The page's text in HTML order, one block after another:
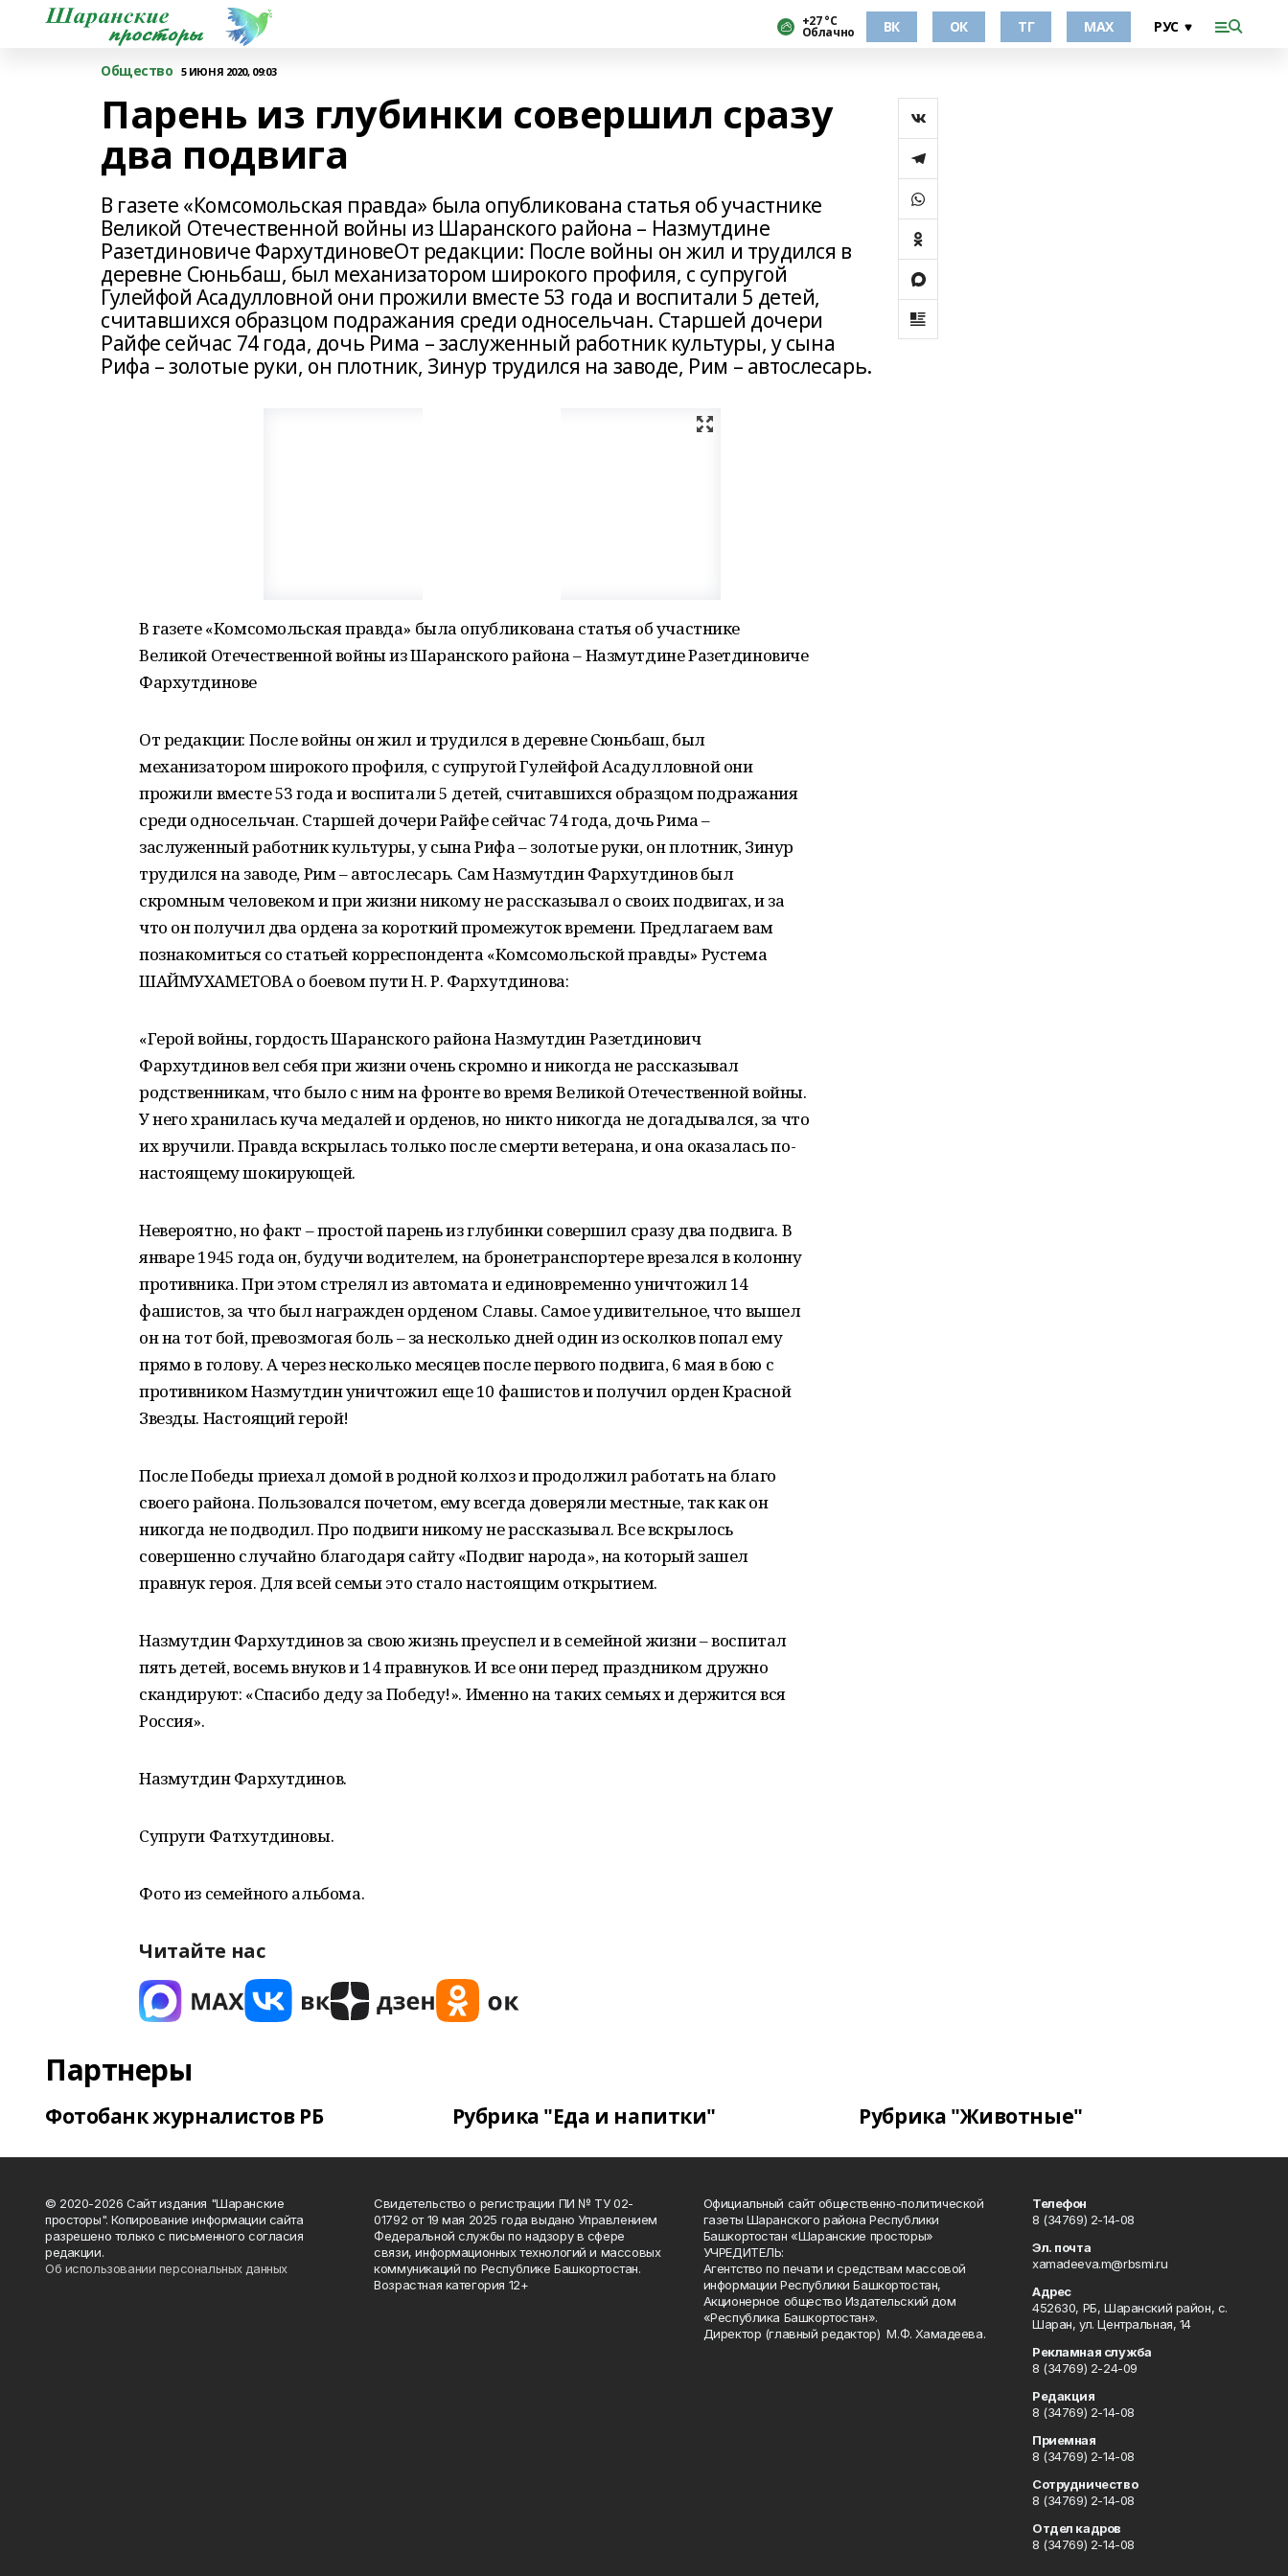
+27 °С
Облачно ВК ОК ТГ МАХ
Общество 5 ИЮНЯ 2020, 09:03
Парень из глубинки совершил сразу
два подвига
В газете «Комсомольская правда» была опубликована статья об участнике
Великой Отечественной войны из Шаранского района – Назмутдине
Разетдиновиче ФархутдиновеОт редакции: После войны он жил и трудился в
деревне Сюньбаш, был механизатором широкого профиля, с супругой
Гулейфой Асадулловной они прожили вместе 53 года и воспитали 5 детей,
считавшихся образцом подражания среди односельчан. Старшей дочери
Райфе сейчас 74 года, дочь Рима – заслуженный работник культуры, у сына
Рифа – золотые руки, он плотник, Зинур трудился на заводе, Рим – автослесарь.
В газете «Комсомольская правда» была опубликована статья об участнике
Великой Отечественной войны из Шаранского района – Назмутдине Разетдиновиче
Фархутдинове
От редакции: После войны он жил и трудился в деревне Сюньбаш, был
механизатором широкого профиля, с супругой Гулейфой Асадулловной они
прожили вместе 53 года и воспитали 5 детей, считавшихся образцом подражания
среди односельчан. Старшей дочери Райфе сейчас 74 года, дочь Рима –
заслуженный работник культуры, у сына Рифа – золотые руки, он плотник, Зинур
трудился на заводе, Рим – автослесарь. Сам Назмутдин Фархутдинов был
скромным человеком и при жизни никому не рассказывал о своих подвигах, и за
что он получил два ордена за короткий промежуток времени. Предлагаем вам
познакомиться со статьей корреспондента «Комсомольской правды» Рустема
ШАЙМУХАМЕТОВА о боевом пути Н. Р. Фархутдинова:
«Герой войны, гордость Шаранского района Назмутдин Разетдинович
Фархутдинов вел себя при жизни очень скромно и никогда не рассказывал
родственникам, что было с ним на фронте во время Великой Отечественной войны.
У него хранилась куча медалей и орденов, но никто никогда не догадывался, за что
их вручили. Правда вскрылась только после смерти ветерана, и она оказалась по-
настоящему шокирующей.
Невероятно, но факт – простой парень из глубинки совершил сразу два подвига. В
январе 1945 года он, будучи водителем, на бронетранспортере врезался в колонну
противника. При этом стрелял из автомата и единовременно уничтожил 14
фашистов, за что был награжден орденом Славы. Самое удивительное, что вышел
он на тот бой, превозмогая боль – за несколько дней один из осколков попал ему
прямо в голову. А через несколько месяцев после первого подвига, 6 мая в бою с
противником Назмутдин уничтожил еще 10 фашистов и получил орден Красной
Звезды. Настоящий герой!
После Победы приехал домой в родной колхоз и продолжил работать на благо
своего района. Пользовался почетом, ему всегда доверяли местные, так как он
никогда не подводил. Про подвиги никому не рассказывал. Все вскрылось
совершенно случайно благодаря сайту «Подвиг народа», на который зашел
правнук героя. Для всей семьи это стало настоящим открытием.
Назмутдин Фархутдинов за свою жизнь преуспел и в семейной жизни – воспитал
пять детей, восемь внуков и 14 правнуков. И все они перед праздником дружно
скандируют: «Спасибо деду за Победу!». Именно на таких семьях и держится вся
Россия».
Назмутдин Фархутдинов.
Супруги Фатхутдиновы.
Фото из семейного альбома.
Читайте нас
Партнеры
Фотобанк журналистов РБ Рубрика "Еда и напитки" Рубрика "Животные"
© 2020-2026 Сайт издания "Шаранские
просторы". Копирование информации сайта
разрешено только с письменного согласия
редакции.
Об использовании персональных данных
Свидетельство о регистрации ПИ № ТУ 02-
01792 от 19 мая 2025 года выдано Управлением
Федеральной службы по надзору в сфере
связи, информационных технологий и массовых
коммуникаций по Республике Башкортостан.
Возрастная категория 12+
Официальный сайт общественно-политической
газеты Шаранского района Республики
Башкортостан «Шаранские просторы»
УЧРЕДИТЕЛЬ:
Агентство по печати и средствам массовой
информации Республики Башкортостан,
Акционерное общество Издательский дом
«Республика Башкортостан».
Директор (главный редактор) М.Ф. Хамадеева.
Телефон
8 (34769) 2-14-08
Эл. почта
xamadeeva.m@rbsmi.ru
Адрес
452630, РБ, Шаранский район, с.
Шаран, ул. Центральная, 14
Рекламная служба
8 (34769) 2-24-09
Редакция
8 (34769) 2-14-08
Приемная
8 (34769) 2-14-08
Сотрудничество
8 (34769) 2-14-08
Отдел кадров
8 (34769) 2-14-08